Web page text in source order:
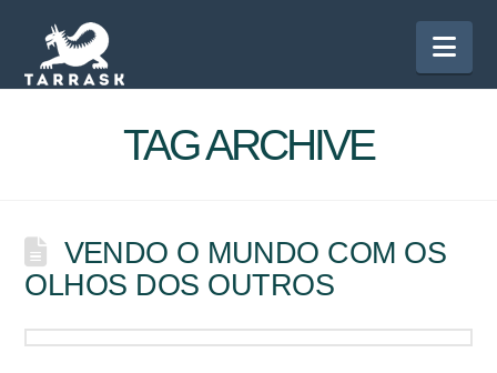
TAG ARCHIVE
VENDO O MUNDO COM OS
OLHOS DOS OUTROS